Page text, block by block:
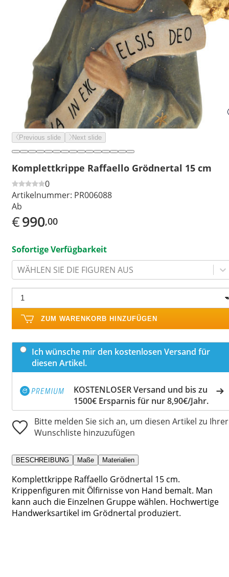
Previous slide Next slide
Komplettkrippe Raffaello Grödnertal 15 cm
0
Artikelnummer: PR006088
Ab
€990,00
Sofortige Verfügbarkeit
WÄHLEN SIE DIE FIGUREN AUS
ZUM WARENKORB HINZUFÜGEN
Ich wünsche mir den kostenlosen Versand für
diesen Artikel.
KOSTENLOSER Versand und bis zu
1500€ Ersparnis für nur 8,90€/Jahr.
Bitte melden Sie sich an, um diesen Artikel zu Ihrer
Wunschliste hinzuzufügen
BESCHREIBUNG Maße Materialien
Komplettkrippe Raffaello Grödnertal 15 cm.
Krippenfiguren mit Ölfirnisse von Hand bemalt. Man
kann auch die Einzelnen Gruppe wählen. Hochwertige
Handwerksartikel im Grödnertal produziert.